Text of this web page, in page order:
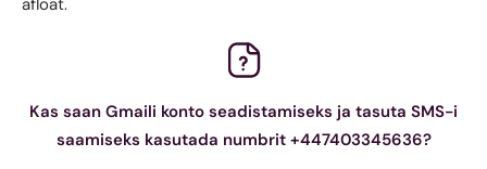
Kas saan Gmaili konto seadistamiseks ja tasuta SMS-i
saamiseks kasutada numbrit +447403345636?